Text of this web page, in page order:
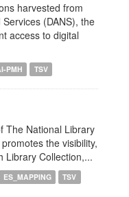
harvested from
(DANS), the
access to digital
PMH TSV
The National Library
the visibility,
Library Collection,...
ES_MAPPING TSV